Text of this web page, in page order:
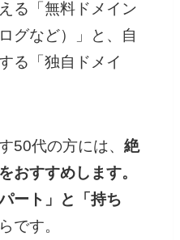
る「無料ドメイン
グなど）」と、自
る「独自ドメイ
50代の方には、絶
おすすめします。
ート」と「持ち
です。